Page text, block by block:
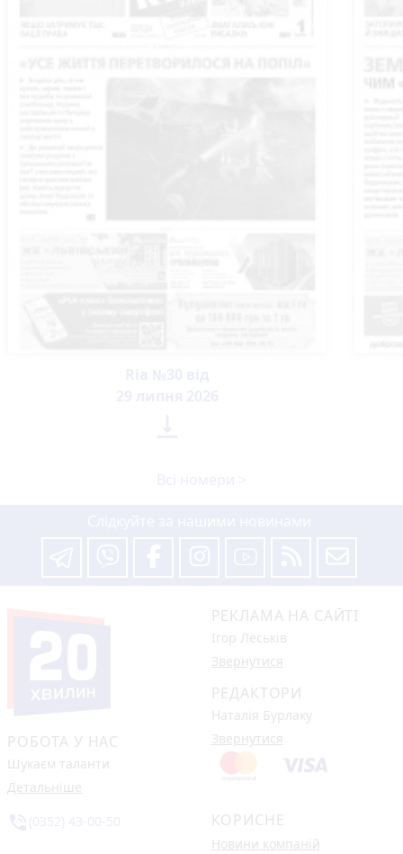
РОБОТА У НАС
Шукаєм таланти
Детальніше
РЕКЛАМА НА САЙТІ
Ігор Леськів
Звернутися
РЕДАКТОРИ
Наталія Бурлаку
Звернутися
КОРИСНЕ
Новини компаній